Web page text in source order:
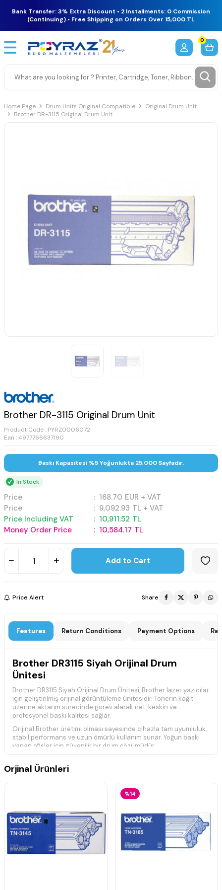
Bank Transfer: 3% Extra Discount • 2 Installments: 0 Commission
(Continuing) • Free Shipping on Orders Over 15,000 TL
0
Home Page Drum Units Original Compatible
Original Drum Unit
Brother DR-3115 Original Drum Unit
Brother DR-3115 Original Drum Unit
Product Code : PYRZ0006072
Ean : 4977766637190
Baskı Kapasitesi %5 Yoğunlukta 25,000 Sayfadır.
In Stock
Price : 168.70 EUR + VAT
Price
: 9,092.93 TL + VAT
Price Including VAT
: 10,911.52 TL
Money Order Price
: 10,584.17 TL
Add to Cart
Price Alert Share
Features Return Conditions Payment Options
Brother DR3115 Siyah Orijinal Drum
Ünitesi
Brother DR3115 Siyah Orijinal Drum Ünitesi, Brother lazer yazıcılar
için geliştirilmiş orijinal görüntüleme ünitesidir. Tonerin kağıt
üzerine aktarım sürecinde görev alarak net, keskin ve
profesyonel baskı kalitesi sağlar.
Orijinal Brother üretimi olması sayesinde cihazla tam uyumluluk,
stabil performans ve uzun ömürlü kullanım sunar. Yoğun baskı
yapan ofisler için güvenilir bir drum çözümüdür.
sürekliliğini destekler.
Brother DR3115 orijinal drum ünitesi
Uzun ömürlü kullanım
Stabil ve güvenilir performans
Orijinal Brother üretimi
Yüksek baskı kapasitesi
Kolay kurulum ve tam uyumluluk
Orjinal Ürünleri
%14